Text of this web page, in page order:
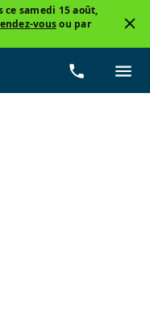
samedi 15 août,
vousou par